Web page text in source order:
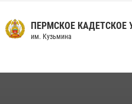
ПЕРМСКОЕ КАДЕТСКОЕ
им. Кузьмина